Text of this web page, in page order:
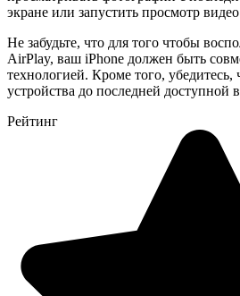
экране или запустить просмотр
Не забудьте, что для того чтобы
AirPlay, ваш iPhone должен быть
технологией. Кроме того, убедитесь,
устройства до последней доступной
Рейтинг